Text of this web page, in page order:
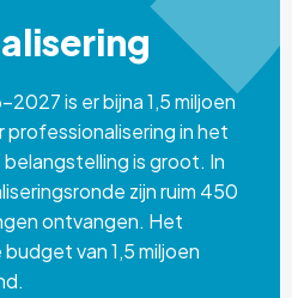
is er bijna 1,5 miljoen
professionalisering in het
is groot. In
zijn ruim 450
ontvangen. Het
van 1,5 miljoen